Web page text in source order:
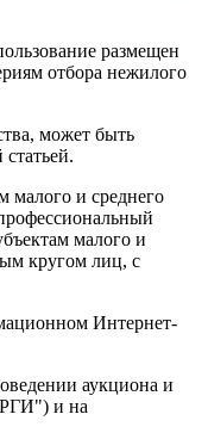
размещен
отбора нежилого
может быть
малого и среднего
малого и
кругом лиц, с
Интернет-
аукциона и
и на